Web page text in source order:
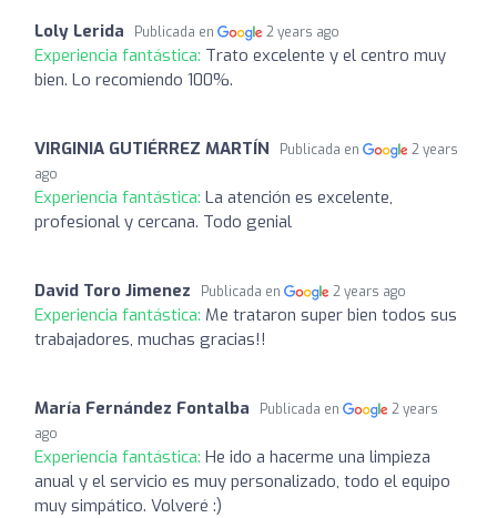
Loly Lerida Publicada en 2 years ago
Experiencia fantástica: Trato excelente y el centro muy
bien. Lo recomiendo 100%.
VIRGINIA GUTIÉRREZ MARTÍN Publicada en
2 years
ago
Experiencia fantástica: La atención es excelente,
profesional y cercana. Todo genial
David Toro Jimenez Publicada en 2 years ago
Experiencia fantástica: Me trataron super bien todos sus
trabajadores, muchas gracias!!
María Fernández Fontalba Publicada en
2 years
ago
Experiencia fantástica: He ido a hacerme una limpieza
anual y el servicio es muy personalizado, todo el equipo
muy simpático. Volveré :)